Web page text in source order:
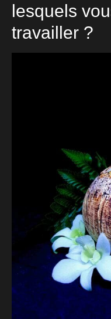
lesquels
travailler ?